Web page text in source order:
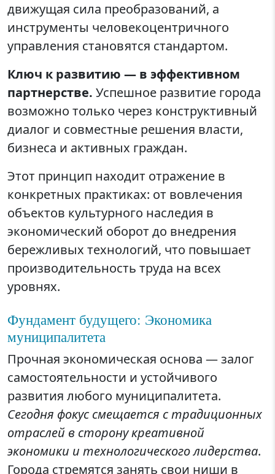
движущая сила преобразований, а
инструменты человекоцентричного
управления становятся стандартом.
Ключ к развитию — в эффективном
партнерстве. Успешное развитие города
возможно только через конструктивный
диалог и совместные решения власти,
бизнеса и активных граждан.
Этот принцип находит отражение в
конкретных практиках: от вовлечения
объектов культурного наследия в
экономический оборот до внедрения
бережливых технологий, что повышает
производительность труда на всех
уровнях.
Фундамент будущего: Экономика
муниципалитета
Прочная экономическая основа — залог
самостоятельности и устойчивого
развития любого муниципалитета.
Сегодня фокус смещается с традиционных
отраслей в сторону креативной
экономики и технологического лидерства.
Города стремятся занять свои ниши в